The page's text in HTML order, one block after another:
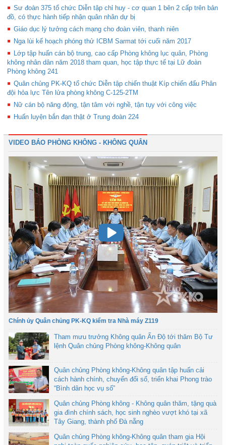
Sư đoàn 375 tổ chức Diễn tập chỉ huy - cơ quan 1 bên 2 cấp trên bản
đồ, có thực hành tiếp nhận quân nhân dự bị
Giáo dục lý tưởng cách mạng cho đoàn viên, thanh niên
Nga lùi kế hoạch phóng thử ICBM Sarmat tới cuối năm 2017
Lớp tập huấn cán bộ trung, cao cấp Phòng không lục quân, Phòng
không nhân dân năm 2018 tham quan, học tập thực tế tại Lữ đoàn
Phòng không 241
Quân chủng PK-KQ tổ chức Diễn tập chiến thuật Kíp chiến đấu Phân
đội hỏa lực Tên lửa phòng không C-125-2TM
Nữ cán bộ năng động, tận tâm với nghề, tận tụy với công việc
Huấn luyện bắn đạn thật ở Trung đoàn 224
VIDEO BÁO PHÒNG KHÔNG - KHÔNG QUÂN
Chính ủy Quân chủng PK-KQ kiểm tra Nhà máy Z119
Tham mưu trưởng Không quân Ấn Độ tới thăm Bộ Tư
lệnh Quân chủng Phòng không-Không quân
Quân chủng Phòng không-Không quân tập huấn cải
cách hành chính, chuyển đổi số, triển khai Phong trào
“Bình dân học vụ số”
Quân chủng Phòng không - Không quân thăm, tặng quà
gia đình chính sách, học sinh nghèo vượt khó tại xã
Tây Giang, thành phố Đà nẵng
Quân chủng Phòng không-Không quân tham gia Hội